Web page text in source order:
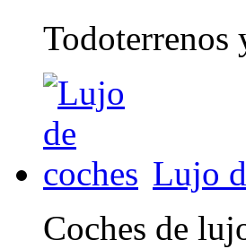
Todoterrenos
Lujo
Coches de